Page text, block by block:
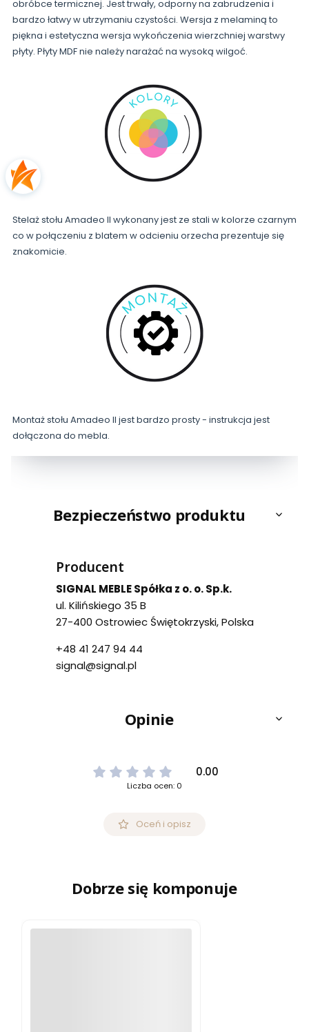
obróbce termicznej. Jest trwały, odporny na zabrudzenia i
bardzo łatwy w utrzymaniu czystości. Wersja z melaminą to
piękna i estetyczna wersja wykończenia wierzchniej warstwy
płyty. Płyty MDF nie należy narażać na wysoką wilgoć.
Stelaż stołu Amadeo II wykonany jest ze stali w kolorze czarnym
co w połączeniu z blatem w odcieniu orzecha prezentuje się
znakomicie.
Montaż stołu Amadeo II jest bardzo prosty - instrukcja jest
dołączona do mebla.
Bezpieczeństwo produktu
Producent
SIGNAL MEBLE Spółka z o. o. Sp.k.
ul. Kilińskiego 35 B
27-400 Ostrowiec Świętokrzyski, Polska
+48 41 247 94 44
signal@signal.pl
Opinie
0.00
Liczba ocen: 0
Oceń i opisz
Dobrze się komponuje